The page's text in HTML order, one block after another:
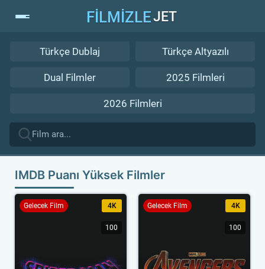
FİLMİZLEJET
Türkçe Dublaj Türkçe Altyazılı
Dual Filmler 2025 Filmleri
2026 Filmleri
IMDB Puanı Yüksek Filmler
Gelecek Film 4K
100
Gelecek Film 4K
100